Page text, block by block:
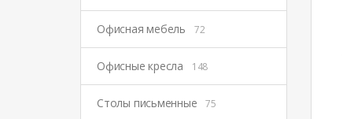
Офисная мебель 72
Офисные кресла 148
Столы письменные 75